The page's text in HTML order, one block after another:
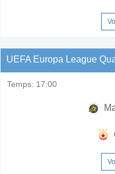
UEFA Europa League
Temps: 17:00